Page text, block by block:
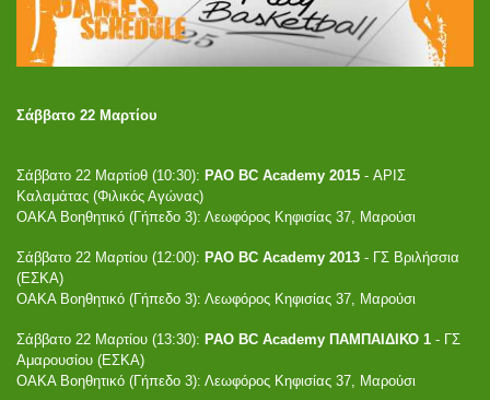
Σάββατο 22 Μαρτίου
Σάββατο 22 Μαρτίοθ (10:30): PAO BC Academy 2015 - ΑΡΙΣ
Καλαμάτας (Φιλικός Αγώνας)
ΟΑΚΑ Βοηθητικό (Γήπεδο 3): Λεωφόρος Κηφισίας 37, Μαρούσι
Σάββατο 22 Μαρτίου (12:00): PAO BC Academy 2013 - ΓΣ Βριλήσσια
(ΕΣΚΑ)
ΟΑΚΑ Βοηθητικό (Γήπεδο 3): Λεωφόρος Κηφισίας 37, Μαρούσι
Σάββατο 22 Μαρτίου (13:30): PAO BC Academy ΠΑΜΠΑΙΔΙΚΟ 1 - ΓΣ
Αμαρουσίου (ΕΣΚΑ)
ΟΑΚΑ Βοηθητικό (Γήπεδο 3): Λεωφόρος Κηφισίας 37, Μαρούσι